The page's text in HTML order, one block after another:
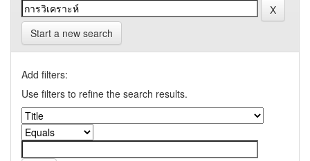
Start a new search
Add filters:
Use filters to refine the search results.